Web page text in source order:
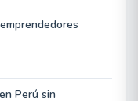
Perú sin